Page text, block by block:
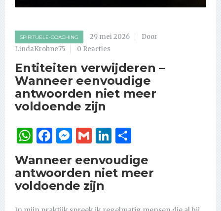
SPIRITUELE-COACHING 29 mei 2026
Door
LindaKrohne75
0 Reacties
Entiteiten verwijderen –
Wanneer eenvoudige
antwoorden niet meer
voldoende zijn
WhatsApp
Facebook
Messenger
GmailLinkedIn
Wanneer eenvoudige
antwoorden niet meer
voldoende zijn